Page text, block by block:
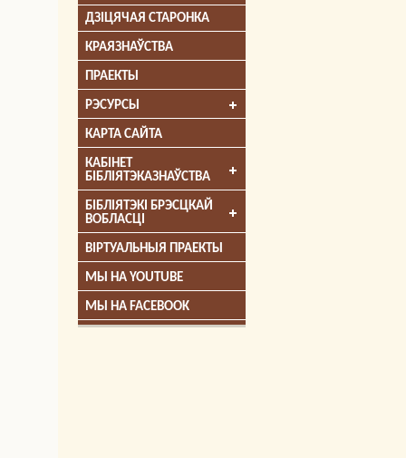
ДЗІЦЯЧАЯ СТАРОНКА
КРАЯЗНАЎСТВА
ПРАЕКТЫ
РЭСУРСЫ
КАРТА САЙТА
КАБІНЕТ
БІБЛІЯТЭКАЗНАЎСТВА
БІБЛІЯТЭКІ БРЭСЦКАЙ
ВОБЛАСЦІ
ВІРТУАЛЬНЫЯ ПРАЕКТЫ
МЫ НА YOUTUBE
МЫ НА FACEBOOK